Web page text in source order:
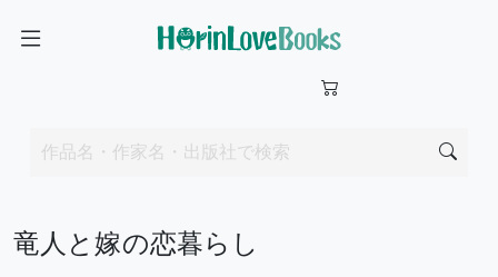
竜人と嫁の恋暮らし